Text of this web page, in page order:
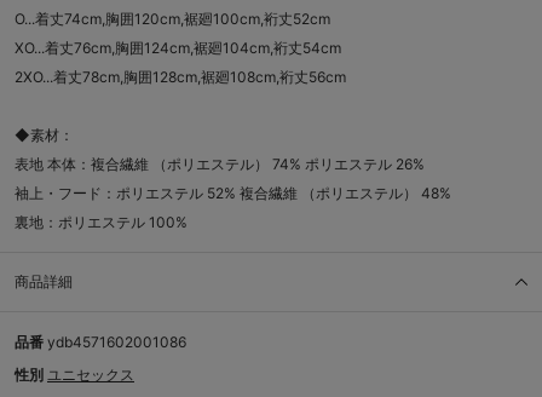
O...着丈74cm,胸囲120cm,裾廻100cm,裄丈52cm
XO...着丈76cm,胸囲124cm,裾廻104cm,裄丈54cm
2XO...着丈78cm,胸囲128cm,裾廻108cm,裄丈56cm
◆素材：
表地 本体：複合繊維 （ポリエステル） 74% ポリエステル 26%
袖上・フード：ポリエステル 52% 複合繊維 （ポリエステル） 48%
裏地：ポリエステル 100%
商品詳細
品番 ydb4571602001086
性別 ユニセックス